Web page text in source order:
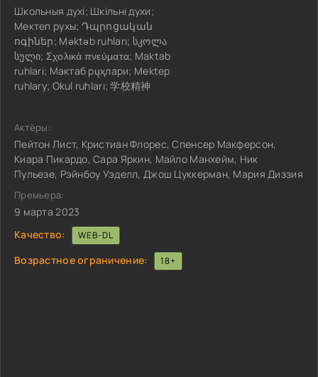
Школьныя духі; Шкільні духи;
Мектеп рухы; Դպրոցական
ոգիներ; Məktəb ruhları; სკოლა
სული; Σχολικά πνεύματα; Maktab
ruhlari; Мактаб рųҳлари; Mektep
ruhlary; Okul ruhları; 学校精神
Актёры:
Пейтон Лист, Кристиан Флорес, Спенсер Макферсон,
Киара Пикардо, Сара Яркин, Майло Манхейм, Ник
Пульезе, Рэйнбоу Уэделл, Джош Цуккерман, Мария Диззия
Премьера:
9 марта 2023
Качество:
WEB-DL
Возрастное ограничение: 18+